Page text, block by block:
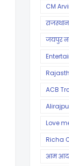
CM
जयपुर
ACB
Love
Richa
आम